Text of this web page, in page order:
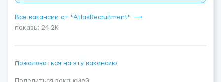
Все вакансии от "AtlasRecruitment" ⟶
показы: 24.2K
Пожаловаться на эту вакансию
Поделиться вакансией: